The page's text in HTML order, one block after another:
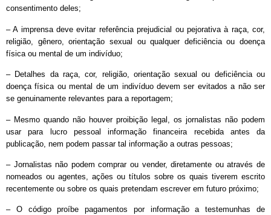
consentimento deles;
– A imprensa deve evitar referência prejudicial ou pejorativa à raça, cor,
religião, gênero, orientação sexual ou qualquer deficiência ou doença
física ou mental de um indivíduo;
– Detalhes da raça, cor, religião, orientação sexual ou deficiência ou
doença física ou mental de um indivíduo devem ser evitados a não ser
se genuinamente relevantes para a reportagem;
– Mesmo quando não houver proibição legal, os jornalistas não podem
usar para lucro pessoal informação financeira recebida antes da
publicação, nem podem passar tal informação a outras pessoas;
– Jornalistas não podem comprar ou vender, diretamente ou através de
nomeados ou agentes, ações ou títulos sobre os quais tiverem escrito
recentemente ou sobre os quais pretendam escrever em futuro próximo;
– O código proíbe pagamentos por informação a testemunhas de